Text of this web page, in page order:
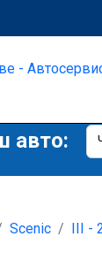
авто:
Scenic III -